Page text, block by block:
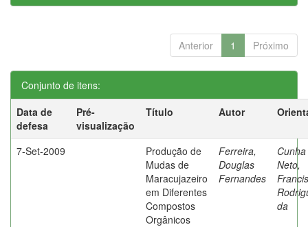
Anterior 1 Próximo
Conjunto de itens:
Data de
defesa
Pré-
visualização
Título Autor
7-Set-2009
Produção de
Mudas de
Maracujazeiro
em Diferentes
Compostos
Orgânicos
Ferreira,
Douglas
Fernandes
Cunha
Neto,
da